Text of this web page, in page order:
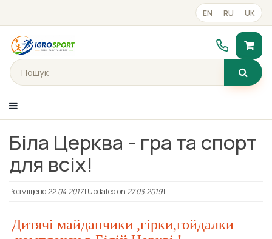
EN RU UK
Каталог товарiв
Портфоліо
Прайс-лист
Біла Церква - гра та спорт
для всіх!
Розміщено22.04.2017| Updated on27.03.2019|
Дитячі майданчики ,гірки,гойдалки